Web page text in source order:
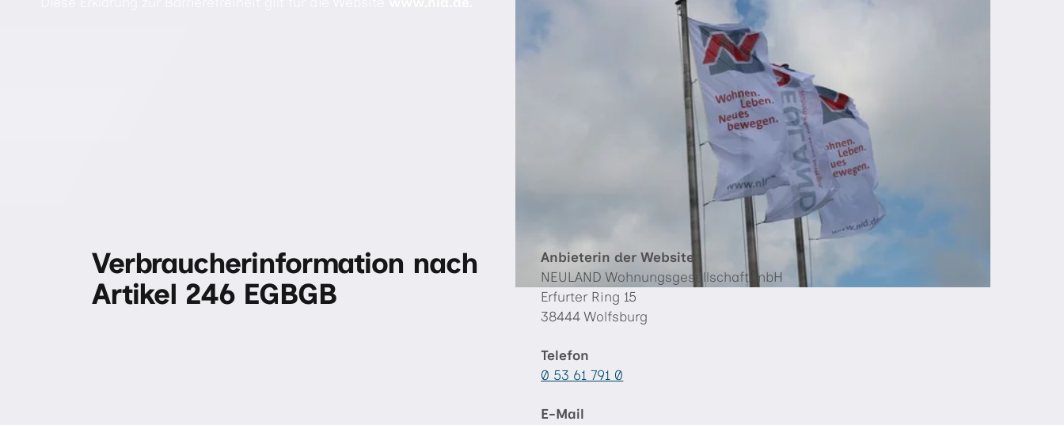
Verbraucherinformation nach
Artikel 246 EGBGB
Anbieterin der Website
NEULAND Wohnungsgesellschaft mbH
Erfurter Ring 15
38444 Wolfsburg
Telefon
0 53 61 791 0
E-Mail